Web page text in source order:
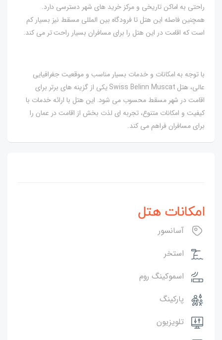
راحتی به اماکن تاریخی و مرکز خرید های شهر دسترسی دارد.
همچنین فاصله این هتل تا فرودگاه بین المللی مسقط نیز بسیار کم
است که اقامت در این هتل را برای مسافران بسیار راحت تر می کند.
با توجه به امکانات و خدمات بسیار مناسب و موقعیت جغرافیایی
عالی، هتل Swiss Belinn Muscat یکی از گزینه های برتر برای
اقامت در شهر مسقط محسوب می شود. این هتل با ارائه خدمات با
کیفیت و امکانات متنوع، تجربه ای لذت بخش از اقامت در عمان را
برای مسافران فراهم می کند.
امکانات هتل
آسانسور
استخر
اسموکینگ روم
پارکینگ
تلویزیون